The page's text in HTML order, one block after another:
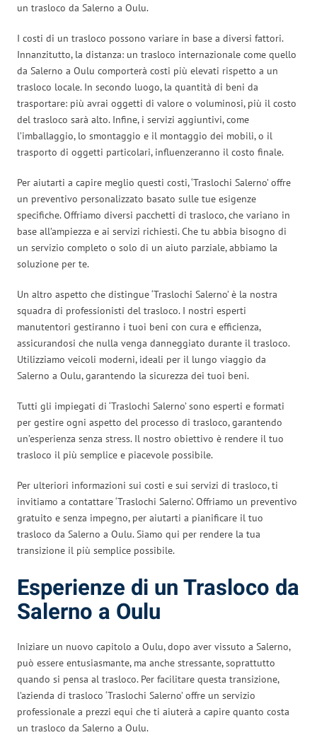
un trasloco da Salerno a Oulu.
I costi di un trasloco possono variare in base a diversi fattori.
Innanzitutto, la distanza: un trasloco internazionale come quello
da Salerno a Oulu comporterà costi più elevati rispetto a un
trasloco locale. In secondo luogo, la quantità di beni da
trasportare: più avrai oggetti di valore o voluminosi, più il costo
del trasloco sarà alto. Infine, i servizi aggiuntivi, come
l’imballaggio, lo smontaggio e il montaggio dei mobili, o il
trasporto di oggetti particolari, influenzeranno il costo finale.
Per aiutarti a capire meglio questi costi, ‘Traslochi Salerno’ offre
un preventivo personalizzato basato sulle tue esigenze
specifiche. Offriamo diversi pacchetti di trasloco, che variano in
base all’ampiezza e ai servizi richiesti. Che tu abbia bisogno di
un servizio completo o solo di un aiuto parziale, abbiamo la
soluzione per te.
Un altro aspetto che distingue ‘Traslochi Salerno’ è la nostra
squadra di professionisti del trasloco. I nostri esperti
manutentori gestiranno i tuoi beni con cura e efficienza,
assicurandosi che nulla venga danneggiato durante il trasloco.
Utilizziamo veicoli moderni, ideali per il lungo viaggio da
Salerno a Oulu, garantendo la sicurezza dei tuoi beni.
Tutti gli impiegati di ‘Traslochi Salerno’ sono esperti e formati
per gestire ogni aspetto del processo di trasloco, garantendo
un’esperienza senza stress. Il nostro obiettivo è rendere il tuo
trasloco il più semplice e piacevole possibile.
Per ulteriori informazioni sui costi e sui servizi di trasloco, ti
invitiamo a contattare ‘Traslochi Salerno’. Offriamo un preventivo
gratuito e senza impegno, per aiutarti a pianificare il tuo
trasloco da Salerno a Oulu. Siamo qui per rendere la tua
transizione il più semplice possibile.
Esperienze di un Trasloco da
Salerno a Oulu
Iniziare un nuovo capitolo a Oulu, dopo aver vissuto a Salerno,
può essere entusiasmante, ma anche stressante, soprattutto
quando si pensa al trasloco. Per facilitare questa transizione,
l’azienda di trasloco ‘Traslochi Salerno’ offre un servizio
professionale a prezzi equi che ti aiuterà a capire quanto costa
un trasloco da Salerno a Oulu.